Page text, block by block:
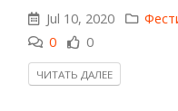
Jul 10, 2020
0
0
ЧИТАТЬ ДАЛЕЕ